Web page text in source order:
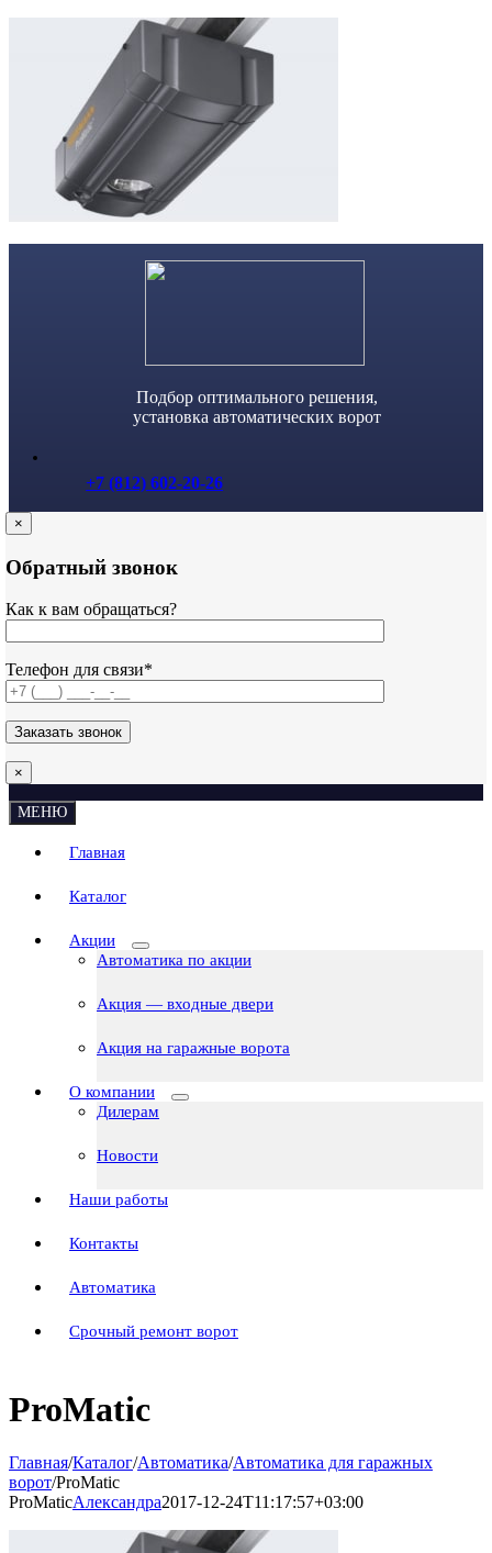
Подбор оптимального решения,
установка автоматических ворот
+7 (812) 602-20-26
×
Обратный звонок
Как к вам обращаться?
Телефон для связи*
×
МЕНЮ
Главная
Каталог
Акции
Автоматика по акции
Акция — входные двери
Акция на гаражные ворота
О компании
Дилерам
Новости
Наши работы
Контакты
Автоматика
Срочный ремонт ворот
ProMatic
Главная/Каталог/Автоматика/Автоматика для гаражных
ворот/ProMatic
ProMaticАлександра2017-12-24T11:17:57+03:00